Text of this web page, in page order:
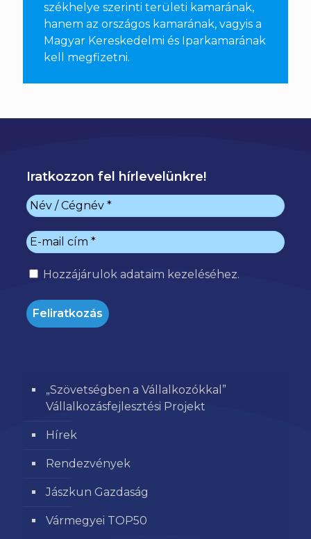
székhelye szerinti területi kamarának,
hanem az országos kamarának, vagyis a
Magyar Kereskedelmi és Iparkamarának
kell megfizetni.
Iratkozzon fel hírlevelünkre!
Hozzájárulok adataim kezeléséhez.
„Szövetségben a Vállalkozókkal”
Vállalkozásfejlesztési Projekt
Hírek
Rendezvények
Jászkun Gazdaság
Vármegyei TOP50